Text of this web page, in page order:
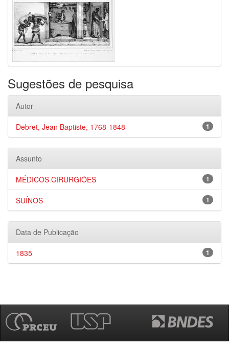
Sugestões de pesquisa
Autor
1
Debret, Jean Baptiste, 1768-1848
Assunto
1
MÉDICOS CIRURGIÕES
1
SUÍNOS
Data de Publicação
1
1835